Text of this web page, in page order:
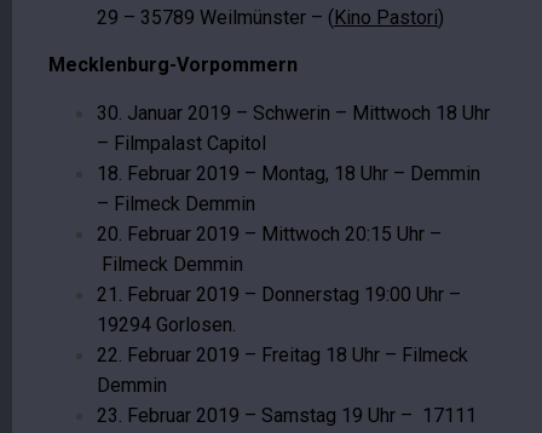
29 – 35789 Weilmünster – (Kino Pastori)
Mecklenburg-Vorpommern
30. Januar 2019 – Schwerin – Mittwoch 18 Uhr
– Filmpalast Capitol
18. Februar 2019 – Montag, 18 Uhr – Demmin
– Filmeck Demmin
20. Februar 2019 – Mittwoch 20:15 Uhr –
Filmeck Demmin
21. Februar 2019 – Donnerstag 19:00 Uhr –
19294 Gorlosen.
22. Februar 2019 – Freitag 18 Uhr – Filmeck
Demmin
23. Februar 2019 – Samstag 19 Uhr – 17111